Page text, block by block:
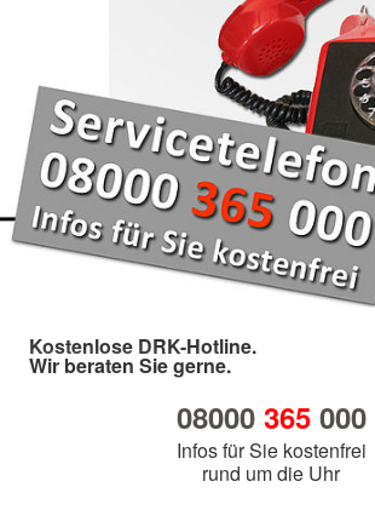
Kostenlose DRK-Hotline.
Wir beraten Sie gerne.
08000 365000
Infos für Sie kostenfrei
rund um die Uhr